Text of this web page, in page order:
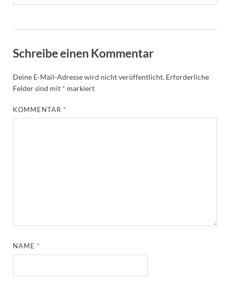
Schreibe einen Kommentar
Deine E-Mail-Adresse wird nicht veröffentlicht. Erforderliche
Felder sind mit * markiert
KOMMENTAR*
NAME*